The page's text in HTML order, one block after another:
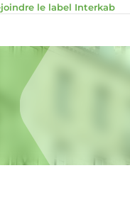
le label Interkab